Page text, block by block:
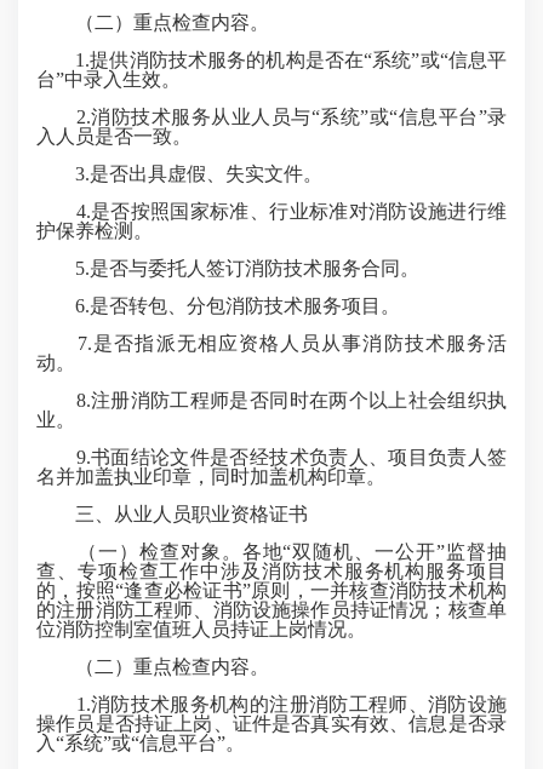
（二）重点检查内容。
1.提供消防技术服务的机构是否在“系统”或“信息平
台”中录入生效。
2.消防技术服务从业人员与“系统”或“信息平台”录
入人员是否一致。
3.是否出具虚假、失实文件。
4.是否按照国家标准、行业标准对消防设施进行维
护保养检测。
5.是否与委托人签订消防技术服务合同。
6.是否转包、分包消防技术服务项目。
7.是否指派无相应资格人员从事消防技术服务活
动。
8.注册消防工程师是否同时在两个以上社会组织执
业。
9.书面结论文件是否经技术负责人、项目负责人签
名并加盖执业印章，同时加盖机构印章。
三、从业人员职业资格证书
（一）检查对象。各地“双随机、一公开”监督抽
查、专项检查工作中涉及消防技术服务机构服务项目
的，按照“逢查必检证书”原则，一并核查消防技术机构
的注册消防工程师、消防设施操作员持证情况；核查单
位消防控制室值班人员持证上岗情况。
（二）重点检查内容。
1.消防技术服务机构的注册消防工程师、消防设施
操作员是否持证上岗、证件是否真实有效、信息是否录
入“系统”或“信息平台”。